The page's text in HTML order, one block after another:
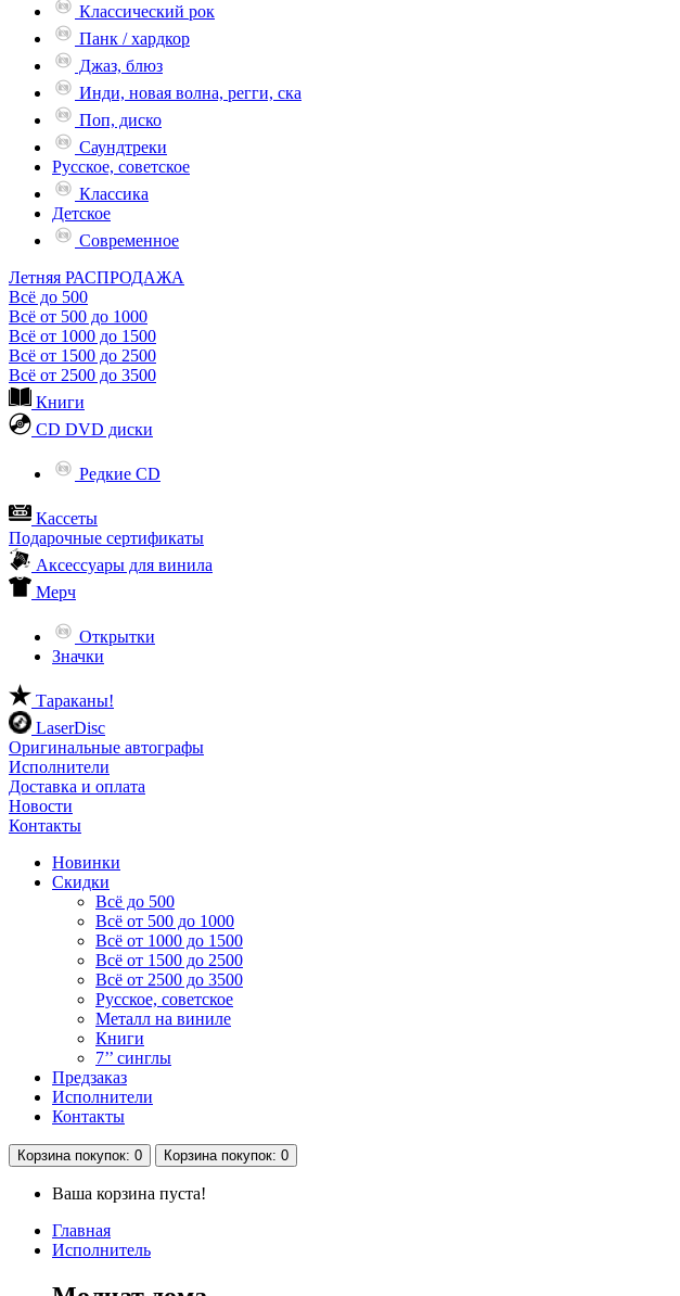
Классический рок
Панк / хардкор
Джаз, блюз
Инди, новая волна, регги, ска
Поп, диско
Саундтреки
Русское, советское
Классика
Детское
Современное
Летняя РАСПРОДАЖА
Всё до 500
Всё от 500 до 1000
Всё от 1000 до 1500
Всё от 1500 до 2500
Всё от 2500 до 3500
Книги
CD DVD диски
Редкие CD
Кассеты
Подарочные сертификаты
Аксессуары для винила
Мерч
Открытки
Значки
Тараканы!
LaserDisc
Оригинальные автографы
Исполнители
Доставка и оплата
Новости
Контакты
Новинки
Скидки
Всё до 500
Всё от 500 до 1000
Всё от 1000 до 1500
Всё от 1500 до 2500
Всё от 2500 до 3500
Русское, советское
Металл на виниле
Книги
7’’ синглы
Предзаказ
Исполнители
Контакты
Корзина покупок: 0 Корзина покупок: 0
Ваша корзина пуста!
Главная
Исполнитель